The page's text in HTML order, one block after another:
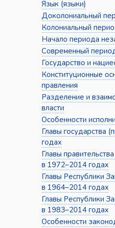
Язык (языки)
Доколониальный
Колониальный
Начало периода
Современный
Государство и
Конституционные
правления
Разделение и
власти
Особенности
Главы государства
годах
Главы
в 1972–2014 годах
Главы Республики
в 1964–2014 годах
Главы Республики
в 1983–2014 годах
Особенности